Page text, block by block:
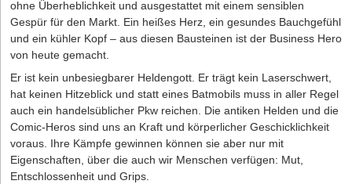
ohne Überheblichkeit und ausgestattet mit einem sensiblen
Gespür für den Markt. Ein heißes Herz, ein gesundes Bauchgefühl
und ein kühler Kopf – aus diesen Bausteinen ist der Business Hero
von heute gemacht.
Er ist kein unbesiegbarer Heldengott. Er trägt kein Laserschwert,
hat keinen Hitzeblick und statt eines Batmobils muss in aller Regel
auch ein handelsüblicher Pkw reichen. Die antiken Helden und die
Comic-Heros sind uns an Kraft und körperlicher Ge­schicklichkeit
voraus. Ihre Kämpfe gewinnen können sie aber nur mit
Eigenschaften, über die auch wir Menschen verfügen: Mut,
Entschlossenheit und Grips.